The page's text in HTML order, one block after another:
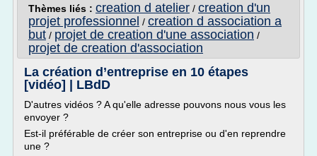
Thèmes liés : creation d atelier / creation d'un
projet professionnel / creation d association a
but / projet de creation d'une association /
projet de creation d'association
La création d’entreprise en 10 étapes
[vidéo] | LBdD
D'autres vidéos ? A qu'elle adresse pouvons nous vous les
envoyer ?
Est-il préférable de créer son entreprise ou d'en reprendre
une ?